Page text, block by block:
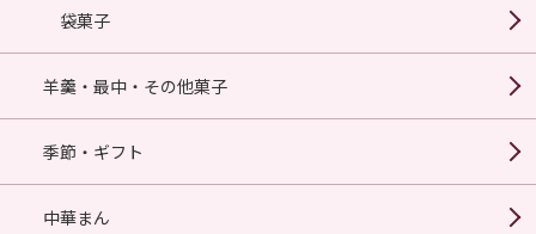
袋菓子
羊羹・最中・その他菓子
季節・ギフト
中華まん